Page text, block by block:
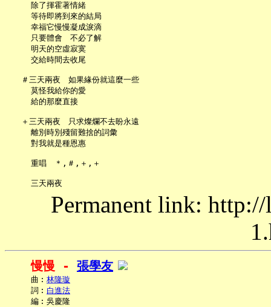
     除了揮霍著情緒
     等待即將到來的結局
     幸福它慢慢凝成淚滴
     只要體會　不必了解
     明天的空虛寂寞
     交給時間去收尾
   ＃三天兩夜　如果緣份就這麼一些
     莫怪我給你的愛
     給的那麼直接
   ＋三天兩夜　只求燦爛不去盼永遠
     離別時別殘留難捨的詞彙
     對我就是種恩惠
     重唱　＊,＃,＋,＋
Permanent link:
慢慢 - 張學友
     曲︰
林隆璇
     詞︰
白進法
     編︰吳慶隆